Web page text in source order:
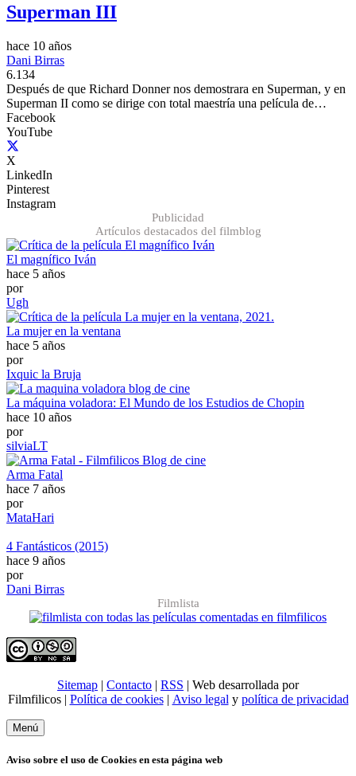
Superman III
hace 10 años
Dani Birras
6.134
Después de que Richard Donner nos demostrara en Superman, y en
Superman II como se dirige con total maestría una película de…
Facebook
YouTube
X
LinkedIn
Pinterest
Instagram
Publicidad
Artículos destacados del filmblog
El magnífico Iván
hace 5 años
por
Ugh
La mujer en la ventana
hace 5 años
por
Ixquic la Bruja
La máquina voladora: El Mundo de los Estudios de Chopin
hace 10 años
por
silviaLT
Arma Fatal
hace 7 años
por
MataHari
4 Fantásticos (2015)
hace 9 años
por
Dani Birras
Filmlista
Sitemap | Contacto | RSS | Web desarrollada por
Filmfilicos | Política de cookies| Aviso legal y política de privacidad
Menú
Aviso sobre el uso de Cookies en esta página web